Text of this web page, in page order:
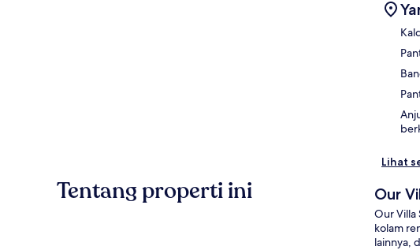
Lihat
Tentang properti ini Our
Our Villa
kolam
lainnya,